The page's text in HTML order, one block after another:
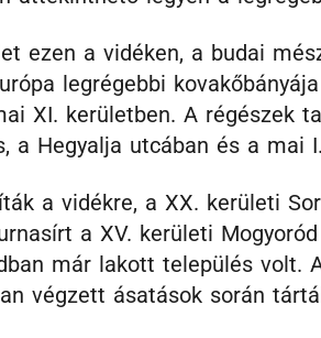
ezen a vidéken, a budai
legrégebbi
XI. kerületben. A régészek
a Hegyalja utcában és a mai
a vidékre, a XX. kerületi
a XV. kerületi
már lakott település volt.
végzett ásatások során